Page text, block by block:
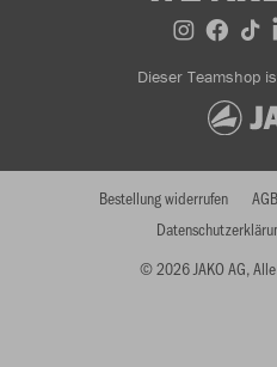
Dieser Teamshop
© 2026 JAKO AG,
Bestellung widerrufen AGB